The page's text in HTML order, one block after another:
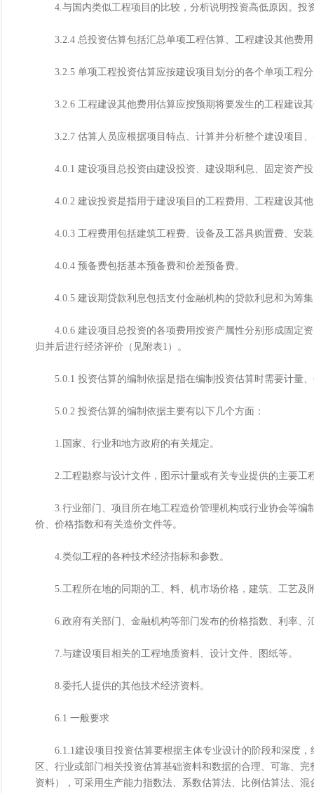
4.与国内类似工程项目的比较，分析说明投资高低原因。投
3.2.4 总投资估算包括汇总单项工程估算、工程建设其他费
3.2.5 单项工程投资估算应按建设项目划分的各个单项工程
3.2.6 工程建设其他费用估算应按预期将要发生的工程建设其
3.2.7 估算人员应根据项目特点、计算并分析整个建设项目
4.0.1 建设项目总投资由建设投资、建设期利息、固定资产投
4.0.2 建设投资是指用于建设项目的工程费用、工程建设其他
4.0.3 工程费用包括建筑工程费、设备及工器具购置费、安
4.0.4 预备费包括基本预备费和价差预备费。
4.0.5 建设期贷款利息包括支付金融机构的贷款利息和为筹集
4.0.6 建设项目总投资的各项费用按资产属性分别形成固定资
归并后进行经济评价（见附表1）。
5.0.1 投资估算的编制依据是指在编制投资估算时需要计量
5.0.2 投资估算的编制依据主要有以下几个方面：
1.国家、行业和地方政府的有关规定。
2.工程勘察与设计文件，图示计量或有关专业提供的主要工
3.行业部门、项目所在地工程造价管理机构或行业协会等编
价、价格指数和有关造价文件等。
4.类似工程的各种技术经济指标和参数。
5.工程所在地的同期的工、料、机市场价格，建筑、工艺及
6.政府有关部门、金融机构等部门发布的价格指数、利率、
7.与建设项目相关的工程地质资料、设计文件、图纸等。
8.委托人提供的其他技术经济资料。
6.1 一般要求
6.1.1建设项目投资估算要根据主体专业设计的阶段和深度，
区、行业或部门相关投资估算基础资料和数据的合理、可靠、
资料），可采用生产能力指数法、系数估算法、比例估算法、